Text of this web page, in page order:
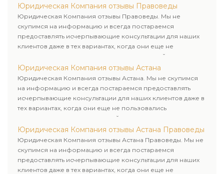
юридических лиц. Индивидуальный подход к каждому
клиенту.
Юридическая Компания отзывы Правоведы
Юридическая Компания отзывы Правоведы. Мы не
скупимся на информацию и всегда постараемся
предоставлять исчерпывающие консультации для наших
клиентов даже в тех вариантах, когда они еще не
пользовались юридическими услугами нашей компании.
Юридическая Компания отзывы Астана
Юридическая Компания отзывы Астана. Мы не скупимся
на информацию и всегда постараемся предоставлять
исчерпывающие консультации для наших клиентов даже в
тех вариантах, когда они еще не пользовались
юридическими услугами нашей компании.
Юридическая Компания отзывы Астана Правоведы
Юридическая Компания отзывы Астана Правоведы. Мы не
скупимся на информацию и всегда постараемся
предоставлять исчерпывающие консультации для наших
клиентов даже в тех вариантах, когда они еще не